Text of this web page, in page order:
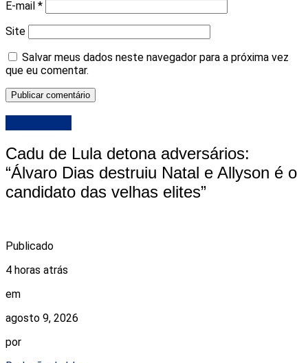
E-mail *
Site
Salvar meus dados neste navegador para a próxima vez
que eu comentar.
Cadu de Lula detona adversários:
“Álvaro Dias destruiu Natal e Allyson é o
candidato das velhas elites”
Publicado
4 horas atrás
em
agosto 9, 2026
por